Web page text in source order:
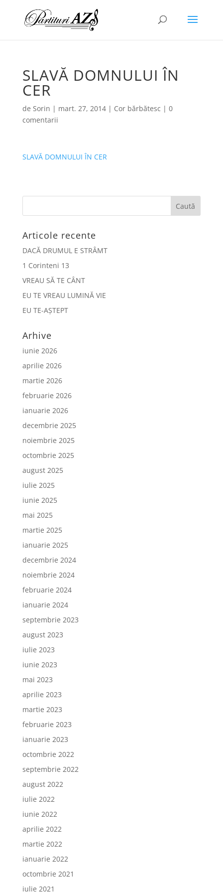
SLAVĂ DOMNULUI ÎN
CER
de Sorin | mart. 27, 2014| Cor bărbătesc | 0
comentarii
SLAVĂ DOMNULUI ÎN CER
Articole recente
DACĂ DRUMUL E STRÂMT
1 Corinteni 13
VREAU SĂ TE CÂNT
EU TE VREAU LUMINĂ VIE
EU TE-AȘTEPT
Arhive
iunie 2026
aprilie 2026
martie 2026
februarie 2026
ianuarie 2026
decembrie 2025
noiembrie 2025
octombrie 2025
august 2025
iulie 2025
iunie 2025
mai 2025
martie 2025
ianuarie 2025
decembrie 2024
noiembrie 2024
februarie 2024
ianuarie 2024
septembrie 2023
august 2023
iulie 2023
iunie 2023
mai 2023
aprilie 2023
martie 2023
februarie 2023
ianuarie 2023
octombrie 2022
septembrie 2022
august 2022
iulie 2022
iunie 2022
aprilie 2022
martie 2022
ianuarie 2022
octombrie 2021
iulie 2021